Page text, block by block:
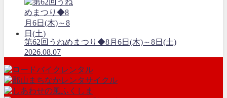
第62回うねめまつり◆8月6日(木)～8日(土)
2026.08.07